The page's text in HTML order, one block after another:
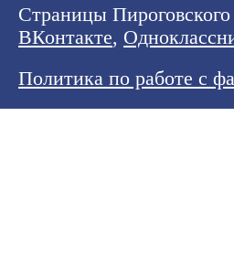
Страницы
ВКонтакте,
Политика по работе с